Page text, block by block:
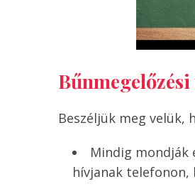
Beszéljük meg velük,
Mindig mondják
hívjanak telefonon,